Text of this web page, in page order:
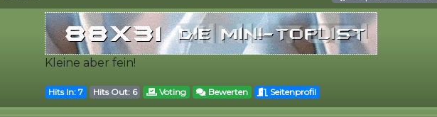
Kleine aber fein!
Hits In: 7 Hits Out: 6 Voting Bewerten Seitenprofil